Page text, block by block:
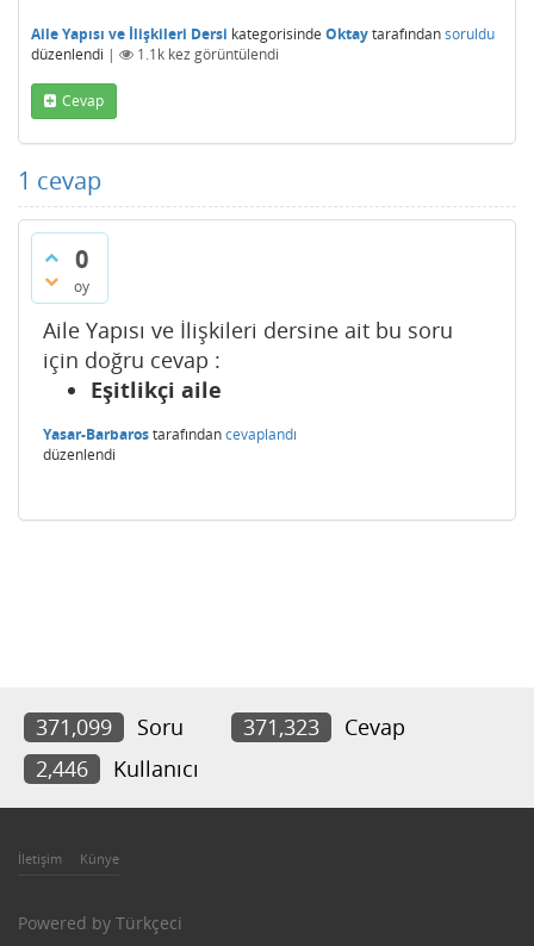
Aile Yapısı ve İlişkileri Dersi kategorisinde Oktaytarafındansoruldu
düzenlendi | 1.1k kez görüntülendi
Cevap
1 cevap
0
oy
Aile Yapısı ve İlişkileri dersine ait bu soru
için doğru cevap :
Eşitlikçi aile
Yasar-Barbarostarafındancevaplandı
düzenlendi
371,099 Soru 371,323
Cevap
2,446
Kullanıcı
İletişim Künye
Powered by Türkçeci